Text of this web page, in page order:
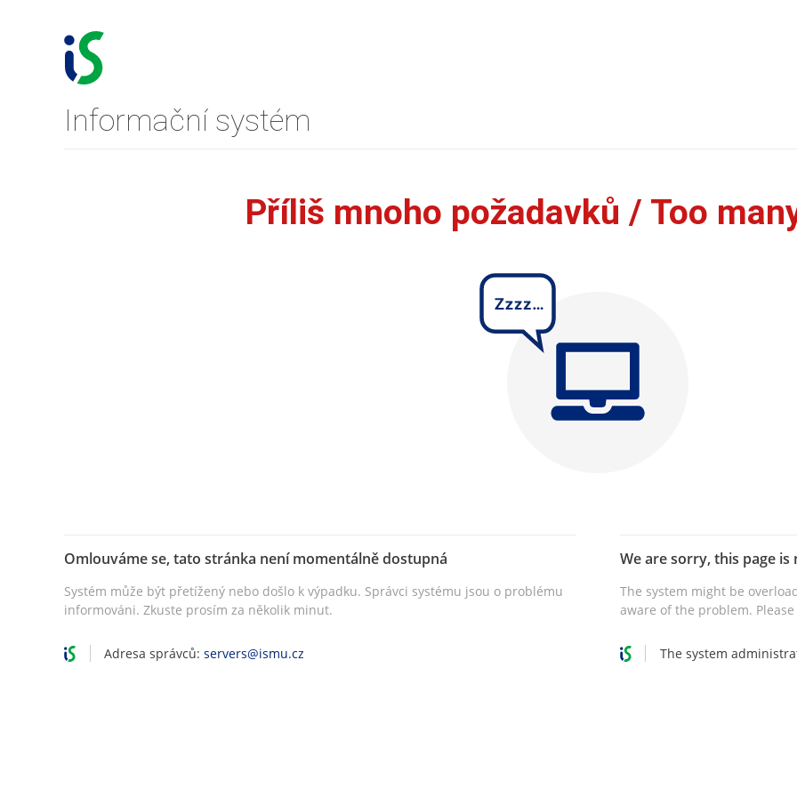
Informační systém
Příliš mnoho požadavků / Too
Omlouváme se, tato stránka není momentálně dostupná
Systém může být přetížený nebo došlo k výpadku. Správci systému jsou o problému
informováni. Zkuste prosím za několik minut.
We are sorry, this page
The system might be
aware of the problem.
Adresa správců:servers@ismu.cz The system